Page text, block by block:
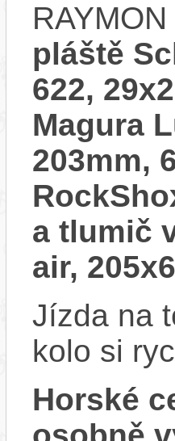
pláště
622,
Magura
203mm,
a tlumič
air,
Jízda na
kolo si
Horské